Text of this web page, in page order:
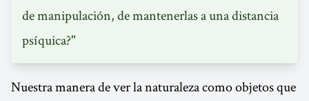
de manipulación, de mantenerlas a una distancia
psíquica?"
Nuestra manera de ver la naturaleza como objetos que